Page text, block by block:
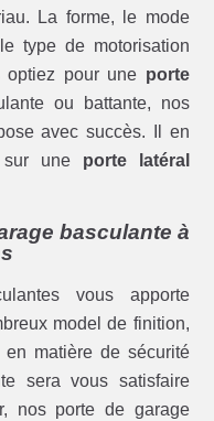
La forme, le mode
type de motorisation
optiez pour une porte
ou battante, nos
avec succès. Il en
une porte latéral
basculante à
vous apporte
model de finition,
matière de sécurité
sera vous satisfaire
nos porte de garage